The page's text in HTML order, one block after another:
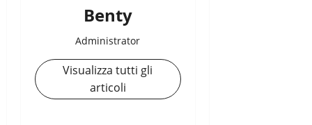
Benty
Administrator
Visualizza tutti gli
articoli